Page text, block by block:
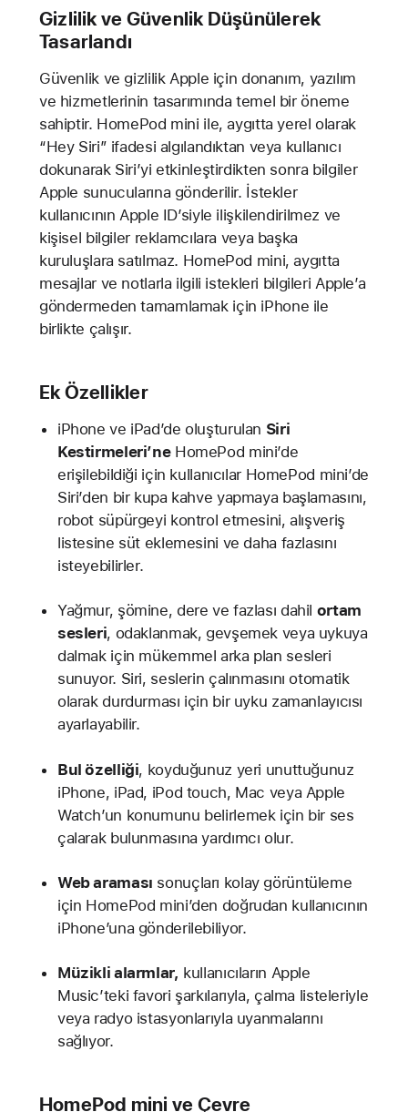
Gizlilik ve Güvenlik Düşünülerek
Tasarlandı
Güvenlik ve gizlilik Apple için donanım, yazılım
ve hizmetlerinin tasarımında temel bir öneme
sahiptir. HomePod mini ile, aygıtta yerel olarak
“Hey Siri” ifadesi algılandıktan veya kullanıcı
dokunarak Siri’yi etkinleştirdikten sonra bilgiler
Apple sunucularına gönderilir. İstekler
kullanıcının Apple ID’siyle ilişkilendirilmez ve
kişisel bilgiler reklamcılara veya başka
kuruluşlara satılmaz. HomePod mini, aygıtta
mesajlar ve notlarla ilgili istekleri bilgileri Apple’a
göndermeden tamamlamak için iPhone ile
birlikte çalışır.
Ek Özellikler
iPhone ve iPad’de oluşturulan Siri
Kestirmeleri’neHomePod mini’de
erişilebildiği için kullanıcılar HomePod mini’de
Siri’den bir kupa kahve yapmaya başlamasını,
robot süpürgeyi kontrol etmesini, alışveriş
listesine süt eklemesini ve daha fazlasını
isteyebilirler.
Yağmur, şömine, dere ve fazlası dahil ortam
sesleri, odaklanmak, gevşemek veya uykuya
dalmak için mükemmel arka plan sesleri
sunuyor. Siri, seslerin çalınmasını otomatik
olarak durdurması için bir uyku zamanlayıcısı
ayarlayabilir.
Bul özelliği, koyduğunuz yeri unuttuğunuz
iPhone, iPad, iPod touch, Mac veya Apple
Watch’un konumunu belirlemek için bir ses
çalarak bulunmasına yardımcı olur.
Web araması sonuçları kolay görüntüleme
için HomePod mini’den doğrudan kullanıcının
iPhone’una gönderilebiliyor.
Müzikli alarmlar, kullanıcıların Apple
Music’teki favori şarkılarıyla, çalma listeleriyle
veya radyo istasyonlarıyla uyanmalarını
sağlıyor.
HomePod mini ve Çevre